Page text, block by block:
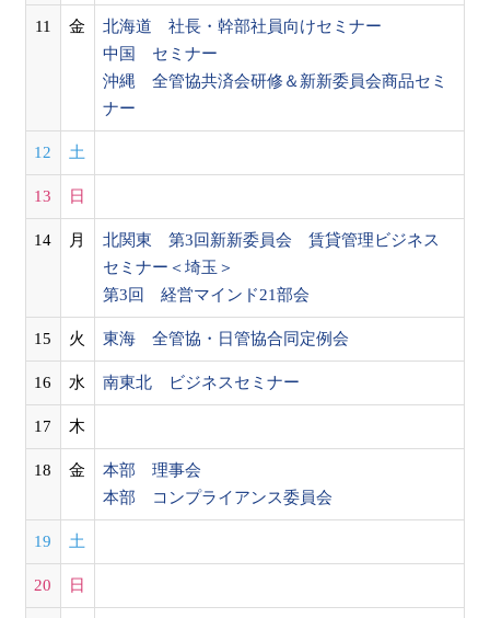
11 金
北海道 社長・幹部社員向けセミナー
中国 セミナー
沖縄 全管協共済会研修＆新新委員会商品セミ
ナー
12 土
13 日
14 月
北関東 第3回新新委員会 賃貸管理ビジネス
セミナー＜埼玉＞
第3回 経営マインド21部会
15 火 東海 全管協・日管協合同定例会
16 水 南東北 ビジネスセミナー
17 木
18 金
本部 理事会
本部 コンプライアンス委員会
19 土
20 日